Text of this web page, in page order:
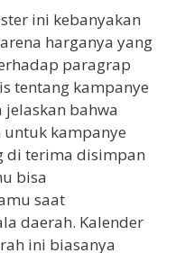
ini kebanyakan
harganya yang
paragrap
tentang kampanye
bahwa
kampanye
di terima disimpan
bisa
saat
daerah. Kalender
ini biasanya